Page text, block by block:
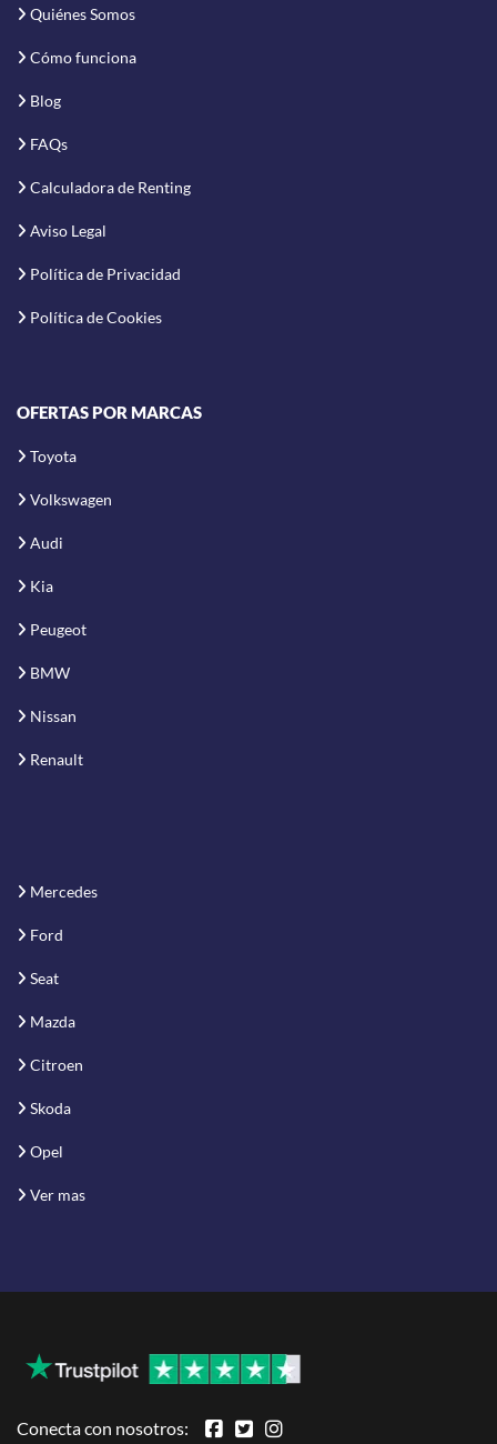
Quiénes Somos
Cómo funciona
Blog
FAQs
Calculadora de Renting
Aviso Legal
Política de Privacidad
Política de Cookies
OFERTAS POR MARCAS
Toyota
Volkswagen
Audi
Kia
Peugeot
BMW
Nissan
Renault
Mercedes
Ford
Seat
Mazda
Citroen
Skoda
Opel
Ver mas
Conecta con nosotros: